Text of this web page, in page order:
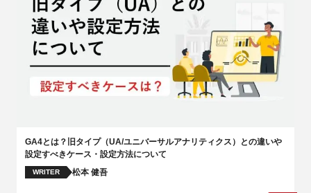
GA4とは？旧タイプ（UA/ユニバーサルアナリティクス）との違いや
設定すべきケース・設定方法について
WRITER 松本 健吾